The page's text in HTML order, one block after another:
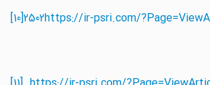
[10]
https://ir-psri.com/
2502